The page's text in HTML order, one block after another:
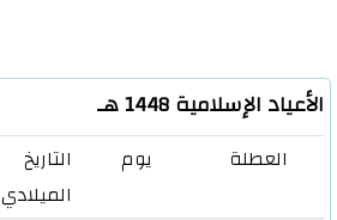
الأعياد الإسلامية 1448 هـ
العطلة يوم
التاريخ
الميلادي